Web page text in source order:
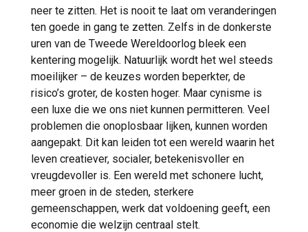
neer te zitten. Het is nooit te laat om veranderingen
ten goede in gang te zetten. Zelfs in de donkerste
uren van de Tweede Wereldoorlog bleek een
kentering mogelijk. Natuurlijk wordt het wel steeds
moeilijker – de keuzes worden beperkter, de
risico’s groter, de kosten hoger. Maar cynisme is
een luxe die we ons niet kunnen permitteren. Veel
problemen die onoplosbaar lijken, kunnen worden
aangepakt. Dit kan leiden tot een wereld waarin het
leven creatiever, socialer, betekenisvoller en
vreugdevoller is. Een wereld met schonere lucht,
meer groen in de steden, sterkere
gemeenschappen, werk dat voldoening geeft, een
economie die welzijn centraal stelt.